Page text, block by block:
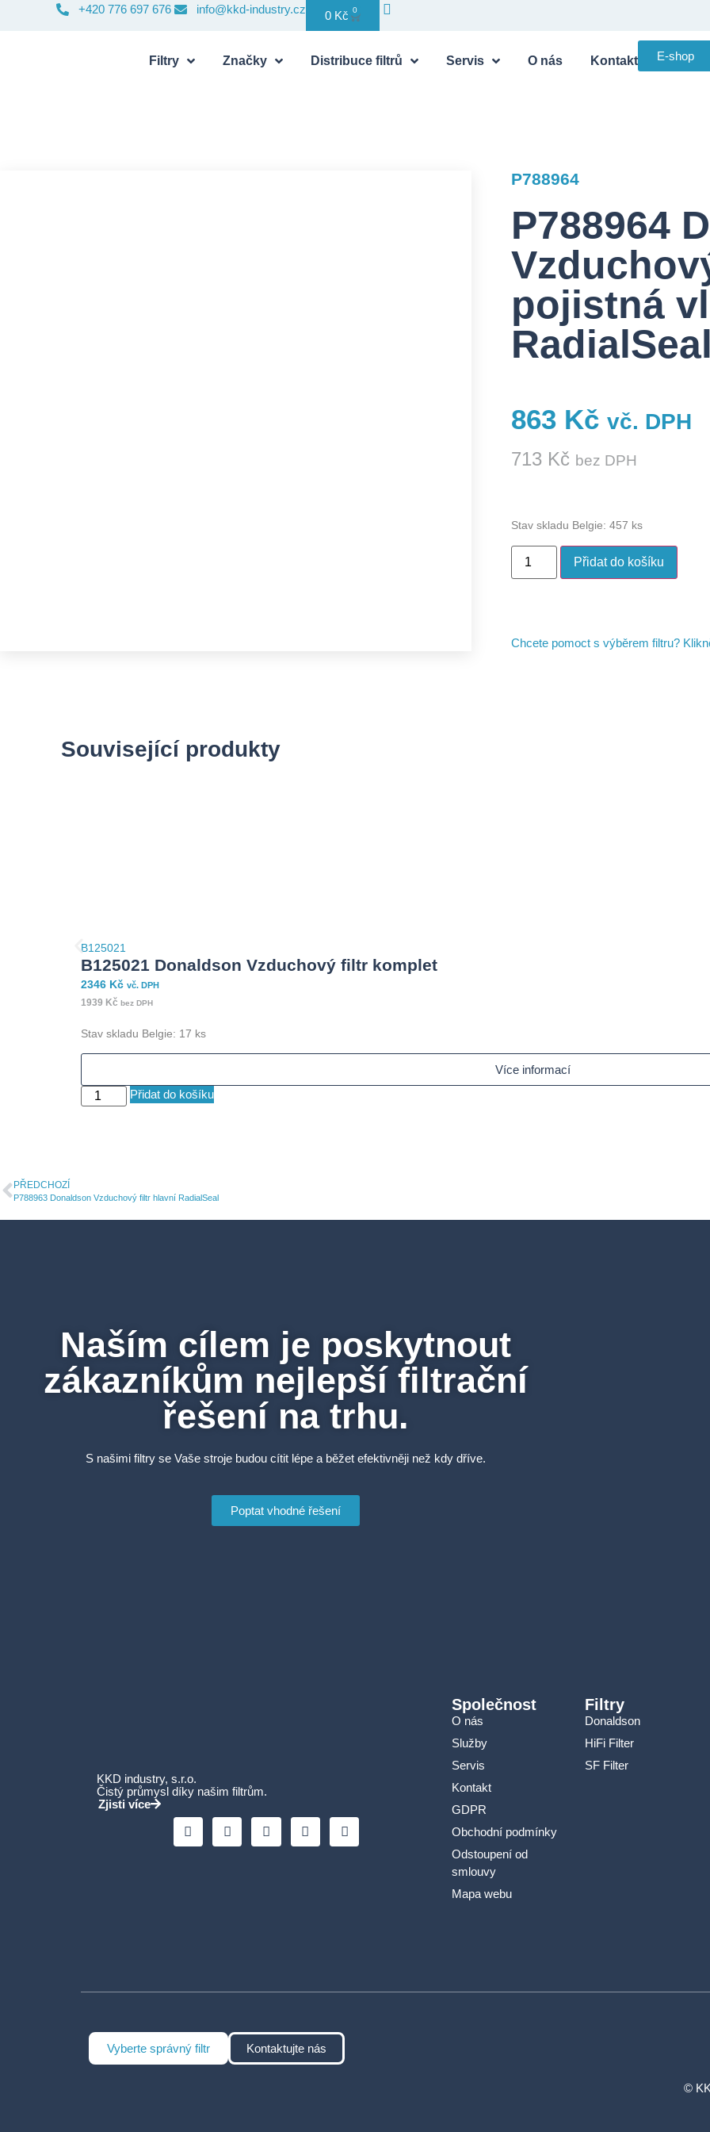
+420 776 697 676 info@kkd-industry.cz 0 Kč 0
Filtry Značky Distribuce filtrů Servis O nás Kontakt E-shop
P788964
P788964
pojistná
RadialSeal
863 Kč vč. DPH
713 Kč bez DPH
Stav skladu Belgie: 457 ks
Přidat do košíku
Chcete pomoct s výběrem filtru?
Související produkty
B125021
B125021 Donaldson Vzduchový filtr komplet
2346 Kč vč. DPH
1939 Kč bez DPH
Stav skladu Belgie: 17 ks
Více informací
Přidat do košíku
PŘEDCHOZÍ
P788963 Donaldson Vzduchový filtr hlavní RadialSeal
Naším cílem je poskytnout
zákazníkům nejlepší filtrační
řešení na trhu.
S našimi filtry se Vaše stroje budou cítit lépe a běžet efektivněji než kdy dříve.
Poptat vhodné řešení
KKD industry, s.r.o.
Čistý průmysl díky našim filtrům.
Zjisti více
Společnost
O nás
Služby
Servis
Kontakt
GDPR
Obchodní podmínky
Odstoupení od
smlouvy
Mapa webu
Filtry
Donaldson
HiFi Filter
SF Filter
Vyberte správný filtr Kontaktujte nás
©